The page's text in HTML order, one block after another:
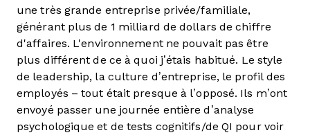
une très grande entreprise privée/familiale,
générant plus de 1 milliard de dollars de chiffre
d'affaires. L'environnement ne pouvait pas être
plus différent de ce à quoi j’étais habitué. Le style
de leadership, la culture d’entreprise, le profil des
employés – tout était presque à l’opposé. Ils m’ont
envoyé passer une journée entière d’analyse
psychologique et de tests cognitifs/de QI pour voir